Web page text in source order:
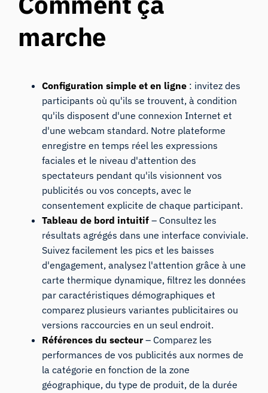
marche
Configuration simple et en ligne : invitez des
participants où qu'ils se trouvent, à condition
qu'ils disposent d'une connexion Internet et
d'une webcam standard. Notre plateforme
enregistre en temps réel les expressions
faciales et le niveau d'attention des
spectateurs pendant qu'ils visionnent vos
publicités ou vos concepts, avec le
consentement explicite de chaque participant.
Tableau de bord intuitif – Consultez les
résultats agrégés dans une interface conviviale.
Suivez facilement les pics et les baisses
d'engagement, analysez l'attention grâce à une
carte thermique dynamique, filtrez les données
par caractéristiques démographiques et
comparez plusieurs variantes publicitaires ou
versions raccourcies en un seul endroit.
Références du secteur– Comparez les
performances de vos publicités aux normes de
la catégorie en fonction de la zone
géographique, du type de produit, de la durée